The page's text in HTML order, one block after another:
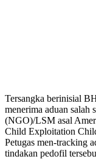
Tersangka berinisial
menerima aduan salah
(NGO)/LSM asal
Child Exploitation
Petugas men-tracking
tindakan pedofil